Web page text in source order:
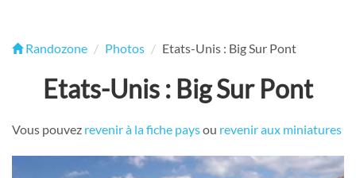
Randozone Photos Etats-Unis : Big Sur Pont
Etats-Unis : Big Sur Pont
Vous pouvez revenir à la fiche paysou revenir aux miniatures